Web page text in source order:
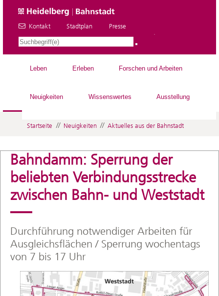
Kontakt Stadtplan Presse
Leben Erleben Forschen und Arbeiten
Neuigkeiten Wissenswertes Ausstellung
Startseite // Neuigkeiten // Aktuelles aus der Bahnstadt
Bahndamm: Sperrung der
beliebten Verbindungsstrecke
zwischen Bahn- und Weststadt
Durchführung notwendiger Arbeiten für
Ausgleichsflächen / Sperrung wochentags
von 7 bis 17 Uhr